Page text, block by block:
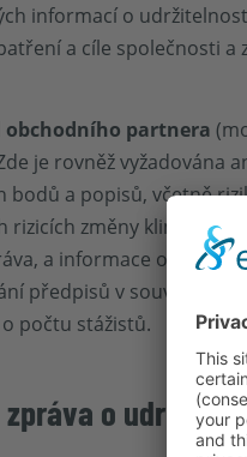
informací o
a cíle společnosti
obchodního partnera
je rovněž vyžadována
bodů a popisů, včetně
rizicích změny klimatu,
a informace o
předpisů v souvislosti
počtu stážistů.
o